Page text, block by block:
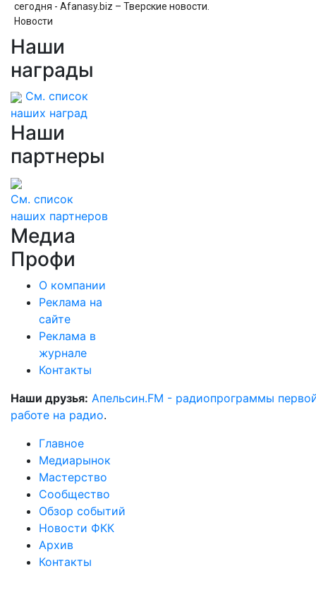
сегодня - Afanasy.biz – Тверские новости.
Новости
Локомотив загорелся в Карелии (ФОТО)
Наши
награды
См. список
наших наград
Наши
партнеры
См. список
наших партнеров
Медиа
Профи
О компании
Реклама на
сайте
Реклама в
журнале
Контакты
Наши друзья: Апельсин.FM - радиопрограммы
работе на радио.
Главное
Медиарынок
Мастерство
Сообщество
Обзор событий
Новости ФКК
Архив
Контакты